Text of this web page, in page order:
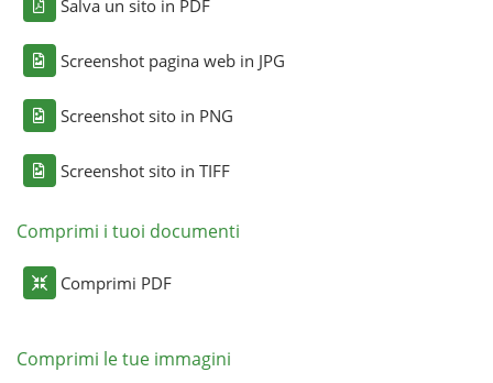
Salva un sito in PDF
Screenshot pagina web in JPG
Screenshot sito in PNG
Screenshot sito in TIFF
Comprimi i tuoi documenti
Comprimi PDF
Comprimi le tue immagini